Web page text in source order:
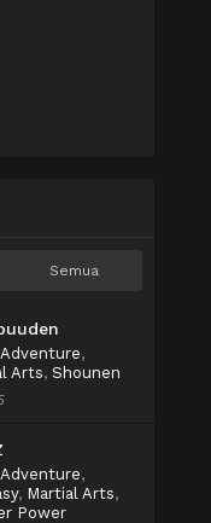
Semua
Adventure,
Arts, Shounen
Adventure,
, Martial Arts,
Power